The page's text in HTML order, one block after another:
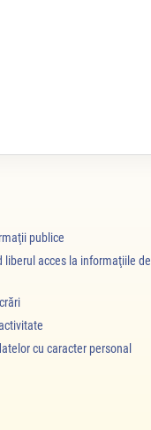
publice
liberul acces la informaţiile de
cu caracter personal